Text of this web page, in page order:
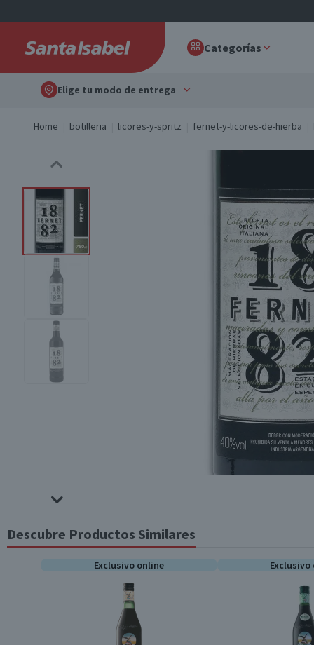
Categorías
Elige tu modo de entrega
Home botilleria licores-y-spritz fernet-y-licores-de-hierba
Descubre Productos Similares
Exclusivo online Exclusivo